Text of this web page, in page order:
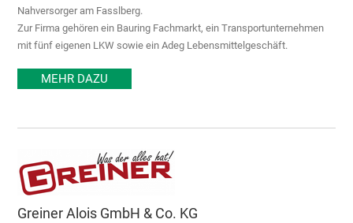
Nahversorger am Fasslberg.
Zur Firma gehören ein Bauring Fachmarkt, ein Transportunternehmen
mit fünf eigenen LKW sowie ein Adeg Lebensmittelgeschäft.
MEHR DAZU
Greiner Alois GmbH & Co. KG